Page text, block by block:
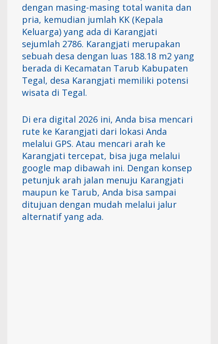
dengan masing-masing total wanita dan
pria, kemudian jumlah KK (Kepala
Keluarga) yang ada di Karangjati
sejumlah 2786. Karangjati merupakan
sebuah desa dengan luas 188.18 m2 yang
berada di Kecamatan Tarub Kabupaten
Tegal, desa Karangjati memiliki potensi
wisata di Tegal.
Di era digital 2026 ini, Anda bisa mencari
rute ke Karangjati dari lokasi Anda
melalui GPS. Atau mencari arah ke
Karangjati tercepat, bisa juga melalui
google map dibawah ini. Dengan konsep
petunjuk arah jalan menuju Karangjati
maupun ke Tarub, Anda bisa sampai
ditujuan dengan mudah melalui jalur
alternatif yang ada.